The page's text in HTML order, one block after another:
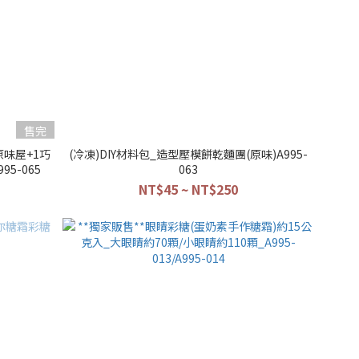
售完
味屋+1巧
065
(冷凍)DIY材料包_造型壓模餅乾麵團(原味)A995-
063
NT$45 ~ NT$250